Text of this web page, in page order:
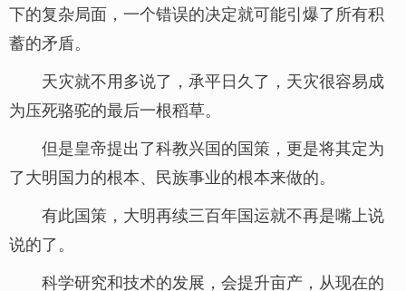
下的复杂局面，一个错误的决定就可能引爆了所有积
蓄的矛盾。
天灾就不用多说了，承平日久了，天灾很容易成
为压死骆驼的最后一根稻草。
但是皇帝提出了科教兴国的国策，更是将其定为
了大明国力的根本、民族事业的根本来做的。
有此国策，大明再续三百年国运就不再是嘴上说
说的了。
科学研究和技术的发展，会提升亩产，从现在的